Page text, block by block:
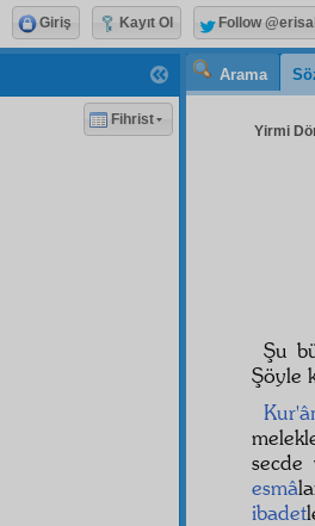
Arama
Yirmi
Şu
Şöyle
esmâ
ibadet
Fihrist
Giriş Kayıt Ol Follow